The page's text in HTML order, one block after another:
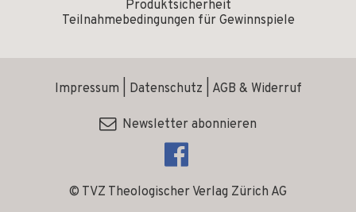
Produktsicherheit
Teilnahmebedingungen für Gewinnspiele
© TVZ Theologischer Verlag Zürich AG
Impressum Datenschutz AGB & Widerruf
Newsletter abonnieren